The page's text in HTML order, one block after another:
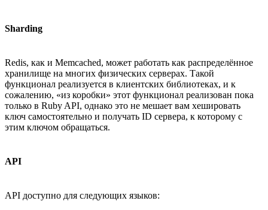
Sharding
Redis, как и Memcached, может работать как распределённое
хранилище на многих физических серверах. Такой
функционал реализуется в клиентских библиотеках, и к
сожалению, «из коробки» этот функционал реализован пока
только в Ruby API, однако это не мешает вам хешировать
ключ самостоятельно и получать ID сервера, к которому с
этим ключом обращаться.
API
API доступно для следующих языков: